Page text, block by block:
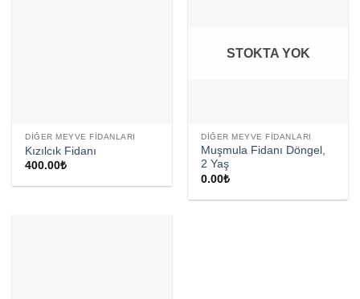
DIĞER MEYVE FIDANLARI
Kızılcık Fidanı
400.00₺
STOKTA YOK
DIĞER MEYVE FIDANLARI
Muşmula Fidanı Döngel,
2 Yaş
0.00₺